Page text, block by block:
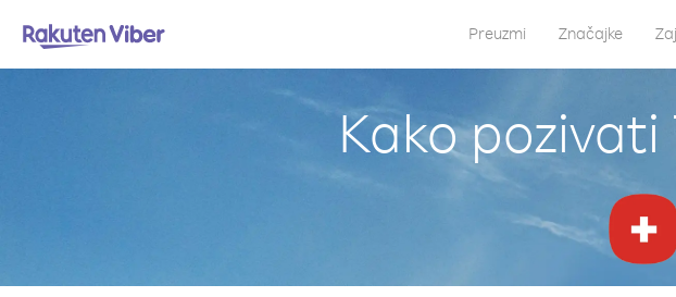
Preuzmi Značajke
Kako pozivati